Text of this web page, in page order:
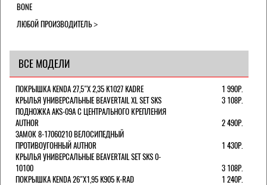
BONE
ЛЮБОЙ ПРОИЗВОДИТЕЛЬ
ВСЕ МОДЕЛИ
ПОКРЫШКА KENDA 27,5"Х 2,35 K1027 KADRE
1 990Р.
КРЫЛЬЯ УНИВЕРСАЛЬНЫЕ BEAVERTAIL XL SET SKS
3 108Р.
ПОДНОЖКА AKS-09A C ЦЕНТРАЛЬНОГО КРЕПЛЕНИЯ
AUTHOR
2 490Р.
ЗАМОК 8-17060210 ВЕЛОСИПЕДНЫЙ
ПРОТИВОУГОННЫЙ AUTHOR
1 430Р.
КРЫЛЬЯ УНИВЕРСАЛЬНЫЕ BEAVERTAIL SET SKS 0-
10100
3 108Р.
ПОКРЫШКА KENDA 26"Х1,95 K905 K-RAD
1 240Р.